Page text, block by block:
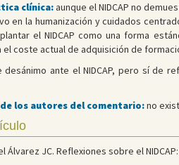
clínica:aunque el NIDCAP no
en la humanización y cuidados
el NIDCAP como una forma
coste actual de adquisición de
ante el NIDCAP, pero sí de
los autores del comentario:no
Álvarez JC. Reflexiones sobre el